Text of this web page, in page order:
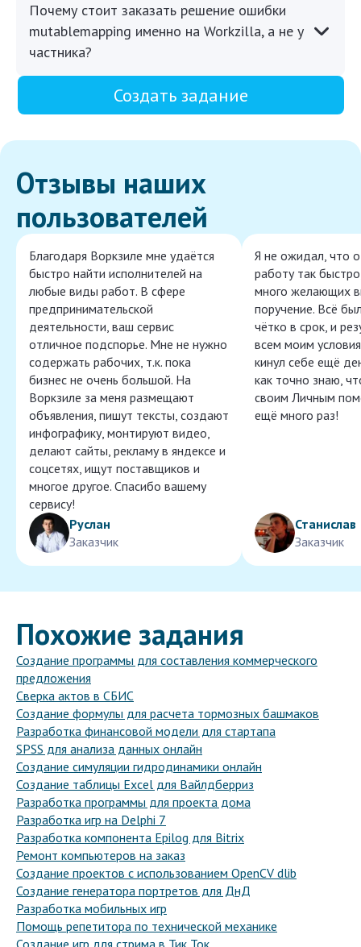
Почему стоит заказать решение ошибки
mutablemapping именно на Workzilla, а не у
частника?
Создать задание
Отзывы наших
пользователей
Благодаря Воркзиле мне удаётся
быстро найти исполнителей на
любые виды работ. В сфере
предпринимательской
деятельности, ваш сервис
отличное подспорье. Мне не нужно
содержать рабочих, т.к. пока
бизнес не очень большой. На
Воркзиле за меня размещают
объявления, пишут тексты, создают
инфографику, монтируют видео,
делают сайты, рекламу в яндексе и
соцсетях, ищут поставщиков и
многое другое. Спасибо вашему
сервису!
Руслан
Заказчик
Я не ожидал, что
работу так
много желающих
поручение. Всё
чётко в срок, и
всем моим
кинул себе ещё
как точно знаю,
своим Личным
ещё много раз!
Станислав
Заказчик
Похожие задания
Создание программы для составления коммерческого
предложения
Сверка актов в СБИС
Создание формулы для расчета тормозных башмаков
Разработка финансовой модели для стартапа
SPSS для анализа данных онлайн
Создание симуляции гидродинамики онлайн
Создание таблицы Excel для Вайлдберриз
Разработка программы для проекта дома
Разработка игр на Delphi 7
Разработка компонента Epilog для Bitrix
Ремонт компьютеров на заказ
Создание проектов с использованием OpenCV dlib
Создание генератора портретов для ДнД
Разработка мобильных игр
Помощь репетитора по технической механике